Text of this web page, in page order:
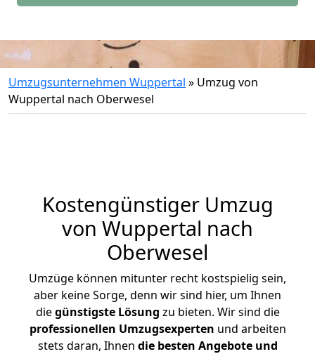
Umzugsunternehmen Wuppertal » Umzug von
Wuppertal nach Oberwesel
Kostengünstiger Umzug
von Wuppertal nach
Oberwesel
Umzüge können mitunter recht kostspielig sein,
aber keine Sorge, denn wir sind hier, um Ihnen
diegünstigste Lösung zu bieten. Wir sind die
professionellen Umzugsexperten und arbeiten
stets daran, Ihnen die besten Angebote und